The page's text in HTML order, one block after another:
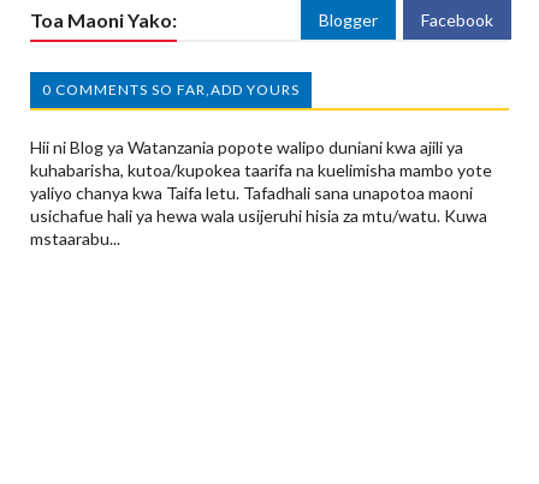
Toa Maoni Yako: Blogger Facebook
0 COMMENTS SO FAR,ADD YOURS
Hii ni Blog ya Watanzania popote walipo duniani kwa ajili ya
kuhabarisha, kutoa/kupokea taarifa na kuelimisha mambo yote
yaliyo chanya kwa Taifa letu. Tafadhali sana unapotoa maoni
usichafue hali ya hewa wala usijeruhi hisia za mtu/watu. Kuwa
mstaarabu...